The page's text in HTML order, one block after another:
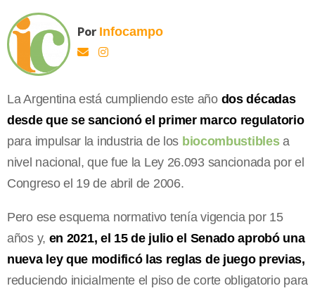
Por Infocampo
La Argentina está cumpliendo este año dos décadas
desde que se sancionó el primer marco regulatorio
para impulsar la industria de los biocombustiblesa
nivel nacional, que fue la Ley 26.093 sancionada por el
Congreso el 19 de abril de 2006.
Pero ese esquema normativo tenía vigencia por 15
años y, en 2021, el 15 de julio el Senado aprobó una
nueva ley que modificó las reglas de juego previas,
reduciendo inicialmente el piso de corte obligatorio para